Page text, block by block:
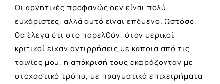
Οι αρνητικές προφανώς δεν είναι πολύ
ευχάριστες, αλλά αυτό είναι επόμενο. Ωστόσο,
θα έλεγα ότι στο παρελθόν, όταν μερικοί
κριτικοί είχαν αντιρρήσεις με κάποια από τις
ταινίες μου, η απόκρισή τους εκφράζονταν με
στοχαστικό τρόπο, με πραγματικά επιχειρήματα